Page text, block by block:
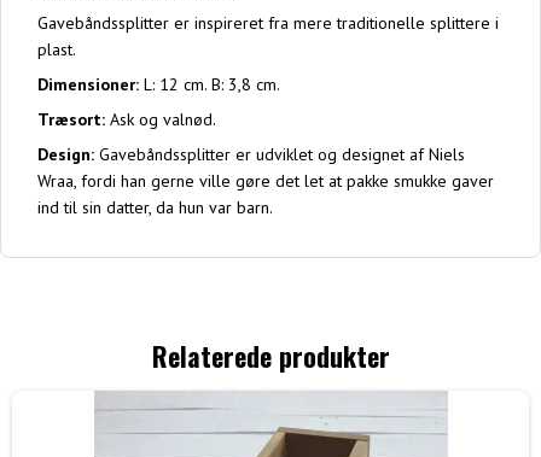
Gavebåndssplitter er inspireret fra mere traditionelle splittere i
plast.
Dimensioner: L: 12 cm. B: 3,8 cm.
Træsort: Ask og valnød.
Design: Gavebåndssplitter er udviklet og designet af Niels
Wraa, fordi han gerne ville gøre det let at pakke smukke gaver
ind til sin datter, da hun var barn.
Relaterede produkter